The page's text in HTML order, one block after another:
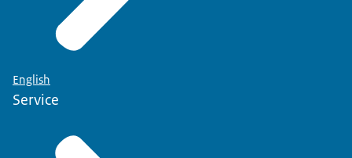
English
Service